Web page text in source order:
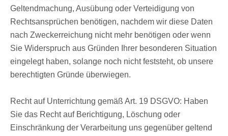
Geltendmachung, Ausübung oder Verteidigung von
Rechtsansprüchen benötigen, nachdem wir diese Daten
nach Zweckerreichung nicht mehr benötigen oder wenn
Sie Widerspruch aus Gründen Ihrer besonderen Situation
eingelegt haben, solange noch nicht feststeht, ob unsere
berechtigten Gründe überwiegen.
Recht auf Unterrichtung gemäß Art. 19 DSGVO: Haben
Sie das Recht auf Berichtigung, Löschung oder
Einschränkung der Verarbeitung uns gegenüber geltend